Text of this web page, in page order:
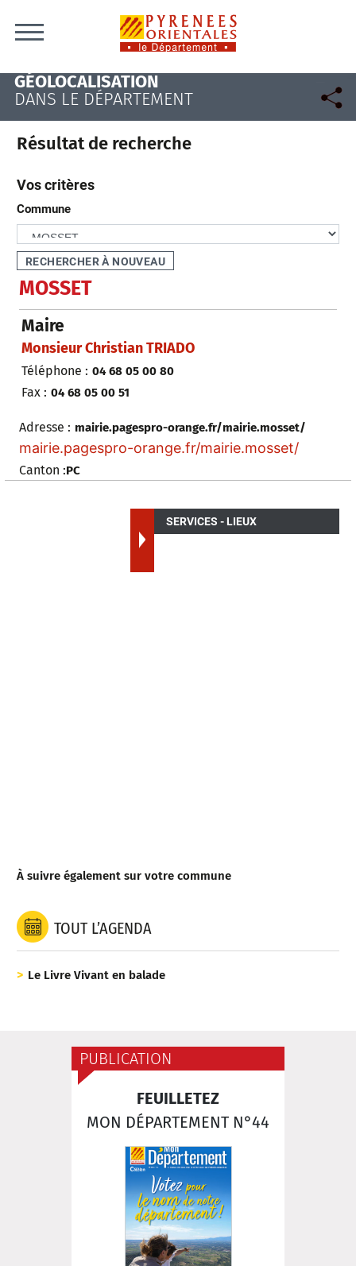
GÉOLOCALISATION
DANS LE DÉPARTEMENT
Résultat de recherche
Vos critères
Commune
MOSSET
Maire
Monsieur Christian TRIADO
Téléphone : 04 68 05 00 80
Fax : 04 68 05 00 51
Adresse : mairie.pagespro-orange.fr/mairie.mosset/
mairie.pagespro-orange.fr/mairie.mosset/
Canton :PC
SERVICES - LIEUX
À suivre également sur votre commune
TOUT L’AGENDA
Le Livre Vivant en balade
PUBLICATION
FEUILLETEZ
MON DÉPARTEMENT N°44